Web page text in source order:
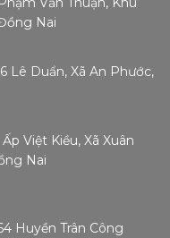
Nai
Lê Duẩn, Xã An Phước,
Việt Kiều, Xã Xuân
Nai
Huyền Trân Công